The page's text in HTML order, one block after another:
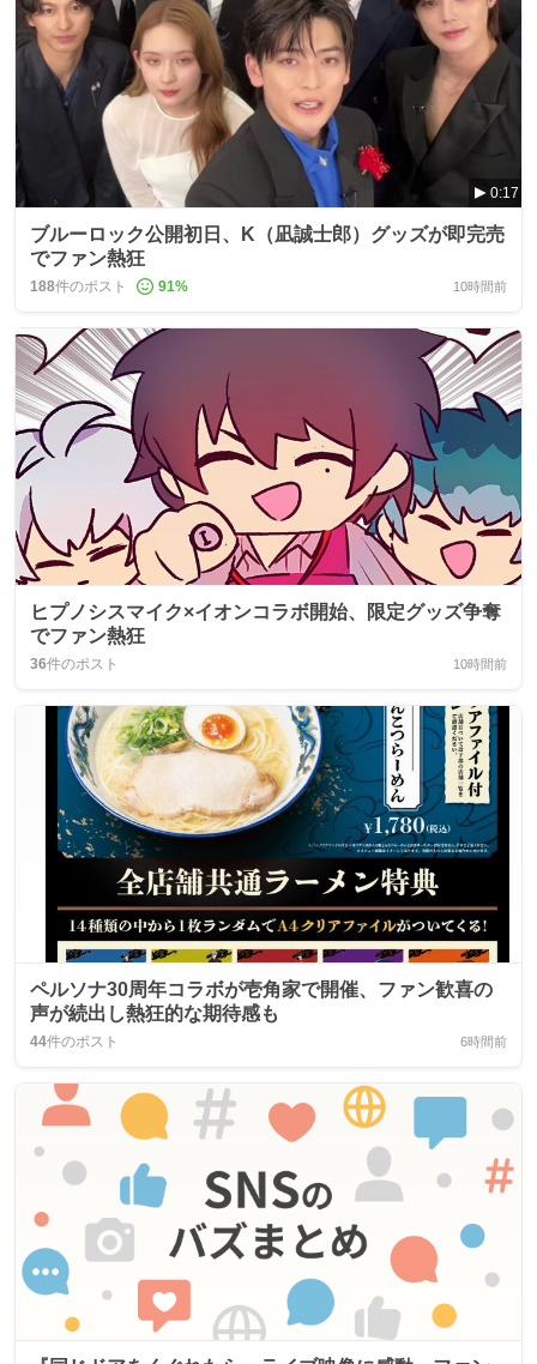
0:17
ブルーロック公開初日、K（凪誠士郎）グッズが即完売
でファン熱狂
188件のポスト 91% 10時間前
ヒプノシスマイク×イオンコラボ開始、限定グッズ争奪
でファン熱狂
36件のポスト 10時間前
ペルソナ30周年コラボが壱角家で開催、ファン歓喜の
声が続出し熱狂的な期待感も
44件のポスト 6時間前